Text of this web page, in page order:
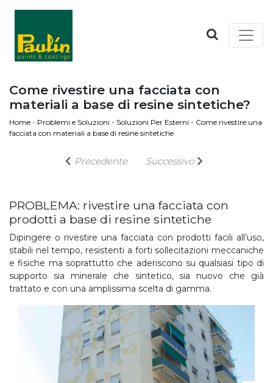
Come rivestire una facciata con
materiali a base di resine sintetiche?
Home - Problemi e Soluzioni - Soluzioni Per Esterni - Come rivestire una
facciata con materiali a base di resine sintetiche
Precedente Successivo
PROBLEMA: rivestire una facciata con
prodotti a base di resine sintetiche
Dipingere o rivestire una facciata con prodotti facili all’uso,
stabili nel tempo, resistenti a forti sollecitazioni meccaniche
e fisiche ma soprattutto che aderiscono su qualsiasi tipo di
supporto sia minerale che sintetico, sia nuovo che già
trattato e con una amplissima scelta di gamma.